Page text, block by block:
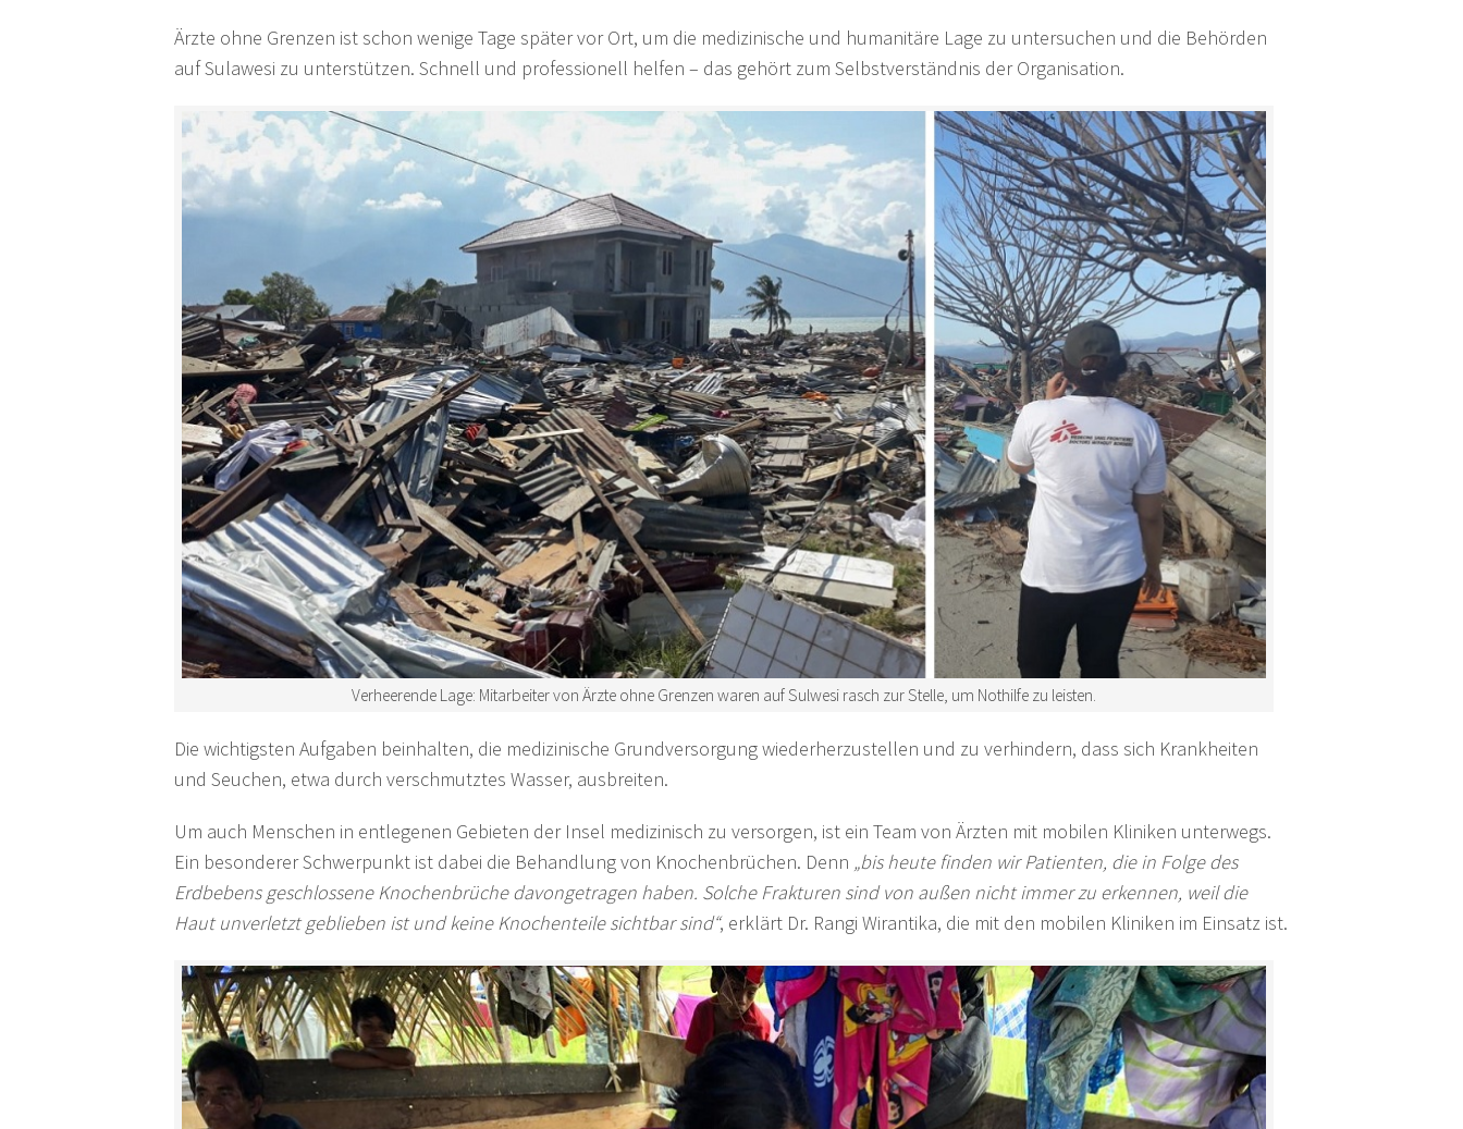
Ärzte ohne Grenzen ist schon wenige Tage später vor Ort, um die medizinische und humanitäre Lage zu untersuchen und die Behörden
auf Sulawesi zu unterstützen. Schnell und professionell helfen – das gehört zum Selbstverständnis der Organisation.
Verheerende Lage: Mitarbeiter von Ärzte ohne Grenzen waren auf Sulwesi rasch zur Stelle, um Nothilfe zu leisten.
Die wichtigsten Aufgaben beinhalten, die medizinische Grundversorgung wiederherzustellen und zu verhindern, dass sich Krankheiten
und Seuchen, etwa durch verschmutztes Wasser, ausbreiten.
Um auch Menschen in entlegenen Gebieten der Insel medizinisch zu versorgen, ist ein Team von Ärzten mit mobilen Kliniken unterwegs.
Ein besonderer Schwerpunkt ist dabei die Behandlung von Knochenbrüchen. Denn „bis heute finden wir Patienten, die in Folge des
Erdbebens geschlossene Knochenbrüche davongetragen haben. Solche Frakturen sind von außen nicht immer zu erkennen, weil die
Haut unverletzt geblieben ist und keine Knochenteile sichtbar sind“, erklärt Dr. Rangi Wirantika, die mit den mobilen Kliniken im Einsatz ist.